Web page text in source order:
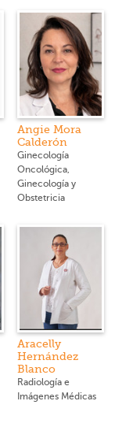
Angie Mora
Calderón
Ginecología
Oncológica,
Ginecología y
Obstetricia
Aracelly
Hernández
Blanco
Radiología e
Imágenes Médicas